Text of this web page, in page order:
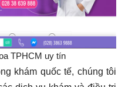
TPHCM uy tín
khám quốc tế, chúng tôi